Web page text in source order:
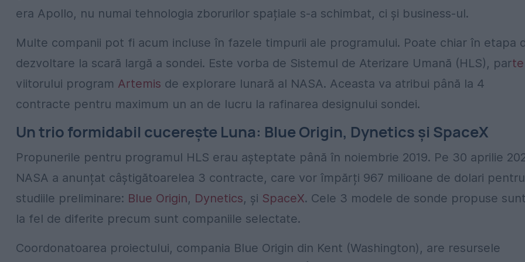
era Apollo, nu numai tehnologia zborurilor spațiale s-a schimbat, ci și business-ul.
Multe companii pot fi acum incluse în fazele timpurii ale programului. Poate chiar în etapa
dezvoltare la scară largă a sondei. Este vorba de Sistemul de Aterizare Umană (HLS), par
viitorului program Artemis de explorare lunară al NASA. Aceasta va atribui până la 4
contracte pentru maximum un an de lucru la rafinarea designului sondei.
Un trio formidabil cucerește Luna: Blue Origin, Dynetics și SpaceX
Propunerile pentru programul HLS erau așteptate până în noiembrie 2019. Pe 30 aprilie
NASA a anunțat câștigătoarelea 3 contracte, care vor împărți 967 milioane de dolari pentru
studiile preliminare: Blue Origin, Dynetics, și SpaceX. Cele 3 modele de sonde propuse sunt
la fel de diferite precum sunt companiile selectate.
Coordonatoarea proiectului, compania Blue Origin din Kent (Washington), are resursele